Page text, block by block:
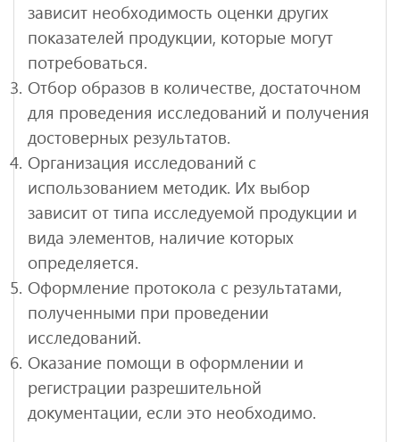
зависит необходимость оценки других
показателей продукции, которые могут
потребоваться.
Отбор образов в количестве, достаточном
для проведения исследований и получения
достоверных результатов.
Организация исследований с
использованием методик. Их выбор
зависит от типа исследуемой продукции и
вида элементов, наличие которых
определяется.
Оформление протокола с результатами,
полученными при проведении
исследований.
Оказание помощи в оформлении и
регистрации разрешительной
документации, если это необходимо.